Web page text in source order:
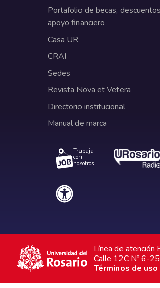
Portafolio de becas,
apoyo financiero
Casa UR
CRAI
Sedes
Revista Nova et Vetera
Directorio institucional
Manual de marca
Trabaja
con
nosotros.
Línea de
Calle 12C Nº 6-
Términos de uso